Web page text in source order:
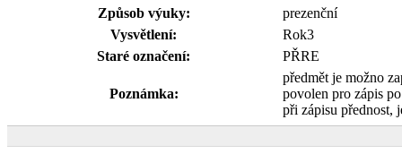
Způsob výuky:
prezenční
Vysvětlení:
Rok3
Staré označení:
PŘRE
Poznámka:
předmět je možno
povolen pro zápis
při zápisu přednost,